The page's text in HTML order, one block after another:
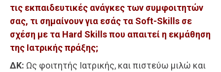
τις εκπαιδευτικές ανάγκες των συμφοιτητών
σας, τι σημαίνουν για εσάς τα Soft-Skills σε
σχέση με τα Hard Skills που απαιτεί η εκμάθηση
της Ιατρικής πράξης;
ΔΚ: Ως φοιτητής Ιατρικής, και πιστεύω μιλώ και